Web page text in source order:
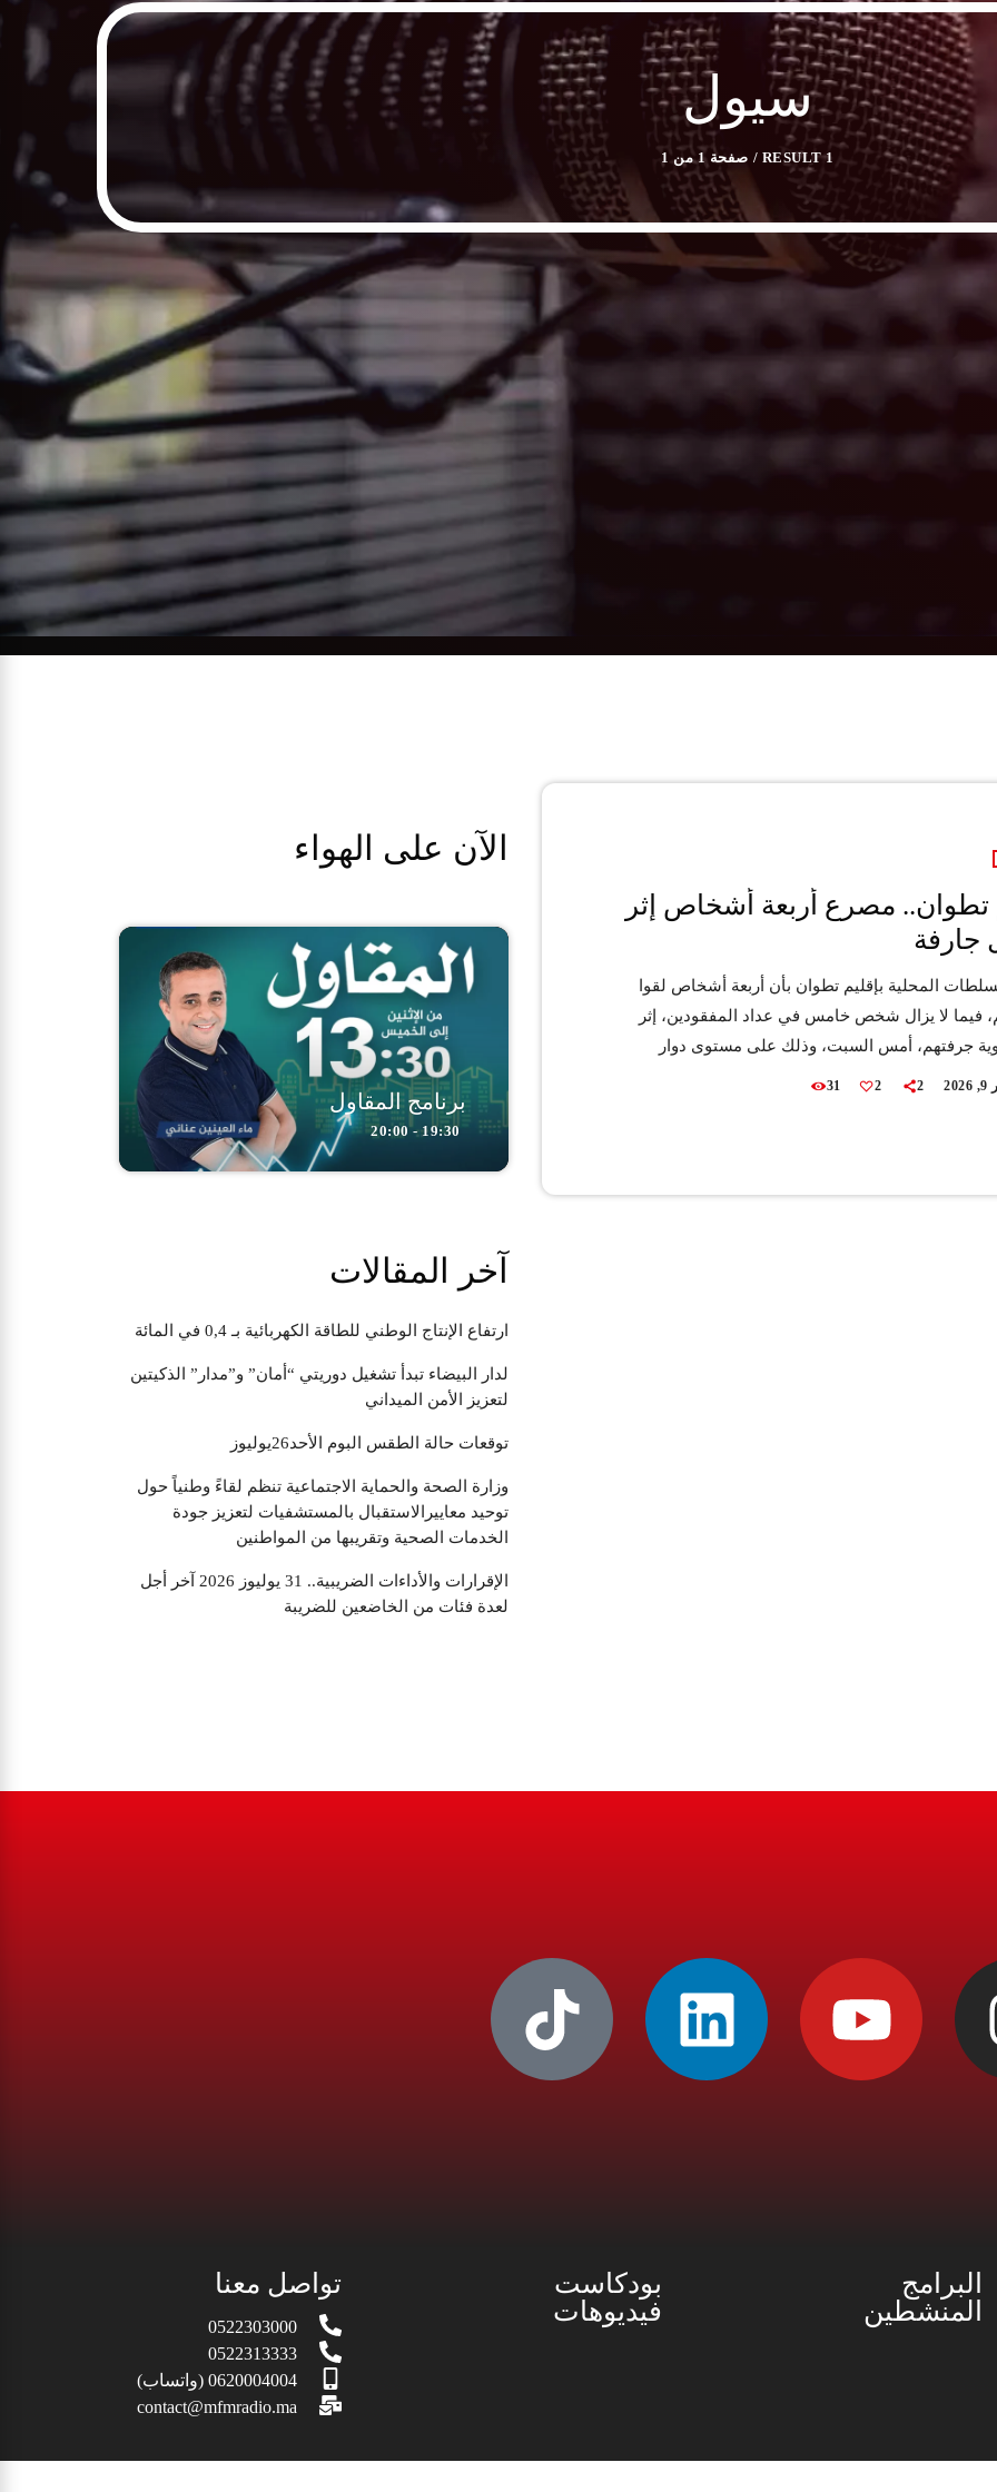
سيول
1 RESULT / صفحة 1 من 1
تطوان.. مصرع أربعة أشخاص إثر
جارفة
المحلية بإقليم تطوان بأن أربعة أشخاص لقوا
فيما لا يزال شخص خامس في عداد المفقودين، إثر
جرفتهم، أمس السبت، وذلك على مستوى دوار
التابع للجماعة الترابية بني حرشن، قيادة جبل لحبيب.
بالحادث، يضيف المصدر […]
31 2 2
الآن على الهواء
برنامج المقاول
19:30 - 20:00
آخر المقالات
ارتفاع الإنتاج الوطني للطاقة الكهربائية بـ 0,4 في المائة
لدار البيضاء تبدأ تشغيل دوريتي “أمان” و”مدار” الذكيتين
لتعزيز الأمن الميداني
توقعات حالة الطقس البوم الأحد26يوليوز
وزارة الصحة والحماية الاجتماعية تنظم لقاءً وطنياً حول
توحيد معاييرالاستقبال بالمستشفيات لتعزيز جودة
الخدمات الصحية وتقريبها من المواطنين
الإقرارات والأداءات الضريبية.. 31 يوليوز 2026 آخر أجل
لعدة فئات من الخاضعين للضريبة
البرامج
المنشطين
بودكاست
فيديوهات
تواصل معنا
0522303000
0522313333
0620004004 (واتساب)
contact@mfmradio.ma